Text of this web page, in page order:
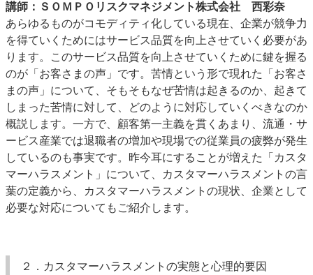
講師：ＳＯＭＰＯリスクマネジメント株式会社 西彩奈
あらゆるものがコモディティ化している現在、企業が競争力
を得ていくためにはサービス品質を向上させていく必要があ
ります。このサービス品質を向上させていくために鍵を握る
のが「お客さまの声」です。苦情という形で現れた「お客さ
まの声」について、そもそもなぜ苦情は起きるのか、起きて
しまった苦情に対して、どのように対応していくべきなのか
概説します。一方で、顧客第一主義を貫くあまり、流通・サ
ービス産業では退職者の増加や現場での従業員の疲弊が発生
しているのも事実です。昨今耳にすることが増えた「カスタ
マーハラスメント」について、カスタマーハラスメントの言
葉の定義から、カスタマーハラスメントの現状、企業として
必要な対応についてもご紹介します。
２．カスタマーハラスメントの実態と心理的要因